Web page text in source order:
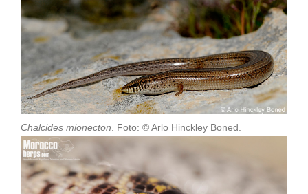
Chalcides mionecton. Foto: © Arlo Hinckley Boned.